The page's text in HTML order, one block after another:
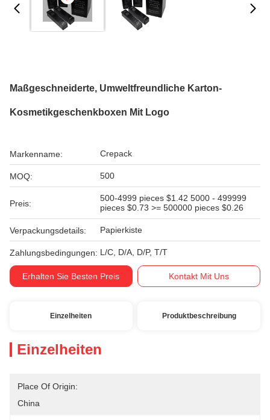
Maßgeschneiderte, Umweltfreundliche Karton-
Kosmetikgeschenkboxen Mit Logo
Markenname: Crepack
MOQ: 500
Preis:
500-4999 pieces $1.42 5000 - 499999
pieces $0.73 >= 500000 pieces $0.26
Verpackungsdetails: Papierkiste
Zahlungsbedingungen: L/C, D/A, D/P, T/T
Erhalten Sie Besten Preis Kontakt Mit Uns
Einzelheiten Produktbeschreibung
Einzelheiten
Place Of Origin:
China